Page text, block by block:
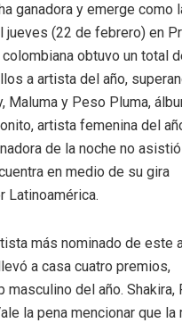
ganadora y emerge como
jueves (22 de febrero) en
obtuvo un total
a artista del año,
Maluma y Peso Pluma,
artista femenina del
de la noche no
en medio de su gira
Latinoamérica.
más nominado de este
a casa cuatro premios,
masculino del año.
la pena mencionar que